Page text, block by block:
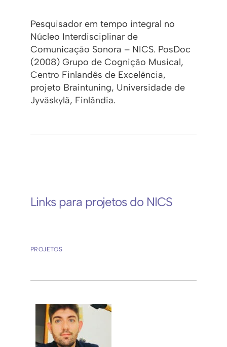
Pesquisador em tempo integral no
Núcleo Interdisciplinar de
Comunicação Sonora – NICS. PosDoc
(2008) Grupo de Cognição Musical,
Centro Finlandês de Excelência,
projeto Braintuning, Universidade de
Jyväskylä, Finlândia.
Links para projetos do NICS
PROJETOS